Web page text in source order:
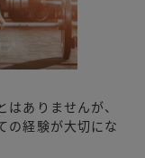
ありませんが、
の経験が大切にな